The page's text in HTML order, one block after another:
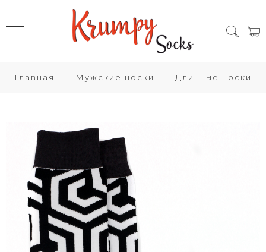
Главная Мужские носки Длинные носки